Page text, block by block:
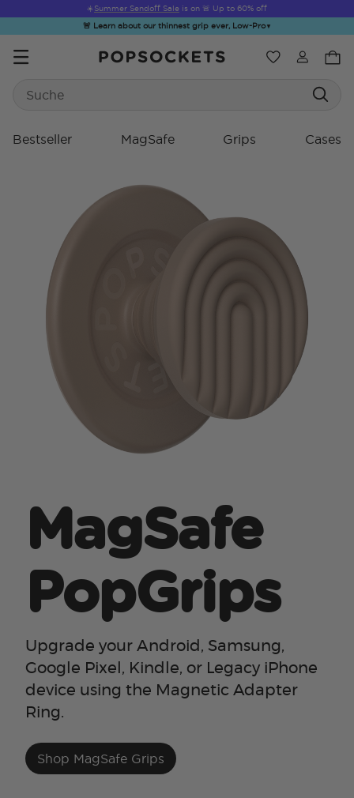
☀️Summer Sendoff Sale is on 🚨 Up to 60% off
🚨 Learn about our thinnest grip ever, Low-Pro▼
Wunschliste
Search
Bestseller MagSafe Grips Cases
Sugar Rush
Kick-Out Grip &
Stand
MagSafe
PopGrips
Upgrade your Android, Samsung,
Google Pixel, Kindle, or Legacy iPhone
device using the Magnetic Adapter
Ring.
Shop MagSafe Grips